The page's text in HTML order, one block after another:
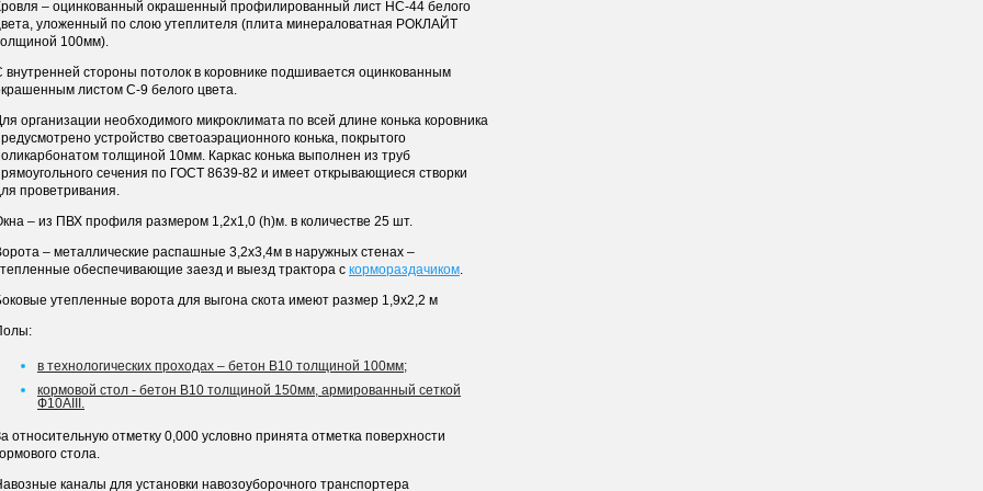
– оцинкованный окрашенный профилированный лист НС-44 белого
уложенный по слою утеплителя (плита минераловатная РОКЛАЙТ
100мм).
внутренней стороны потолок в коровнике подшивается оцинкованным
листом С-9 белого цвета.
организации необходимого микроклимата по всей длине конька коровника
устройство светоаэрационного конька, покрытого
толщиной 10мм. Каркас конька выполнен из труб
сечения по ГОСТ 8639-82 и имеет открывающиеся створки
проветривания.
– из ПВХ профиля размером 1,2х1,0 (h)м. в количестве 25 шт.
– металлические распашные 3,2х3,4м в наружных стенах –
обеспечивающие заезд и выезд трактора с кормораздачиком.
утепленные ворота для выгона скота имеют размер 1,9х2,2 м
в технологических проходах – бетон В10 толщиной 100мм;
кормовой стол - бетон В10 толщиной 150мм, армированный сеткой
Ф10АIII.
относительную отметку 0,000 условно принята отметка поверхности
стола.
каналы для установки навозоуборочного транспортера